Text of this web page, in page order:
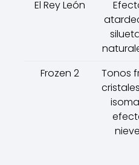
El Rey León
Frozen 2
Tonos